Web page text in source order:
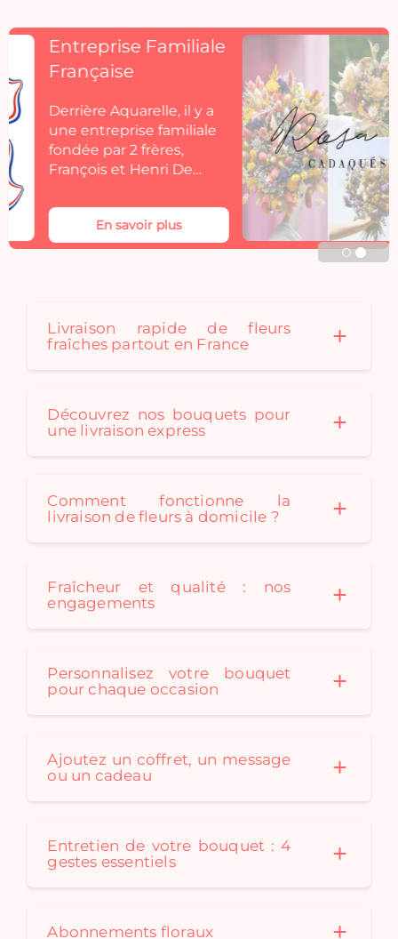
Découvrez
Rosacadaques
Découvrez la collection
de fleurs séchées
Aquarelle by
Rosacadaques.
Les bouquets de fleurs
séchées Rosa Cadaqués
s'invitent dans votre
décoration. Rosa
Cadaques créé au fil des
pour convenir à tous les
styles de décoration. Un
écologique !
En savoir plus
Livraison rapide de fleurs
fraîches partout en France
Découvrez nos bouquets pour
une livraison express
Comment fonctionne la
livraison de fleurs à domicile ?
Fraîcheur et qualité : nos
engagements
Personnalisez votre bouquet
pour chaque occasion
Ajoutez un coffret, un message
ou un cadeau
Entretien de votre bouquet : 4
gestes essentiels
Abonnements floraux